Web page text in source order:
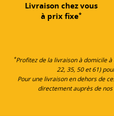
Livraison chez vous
à prix fixe*
*Profitez de la livraison à domicile à
22, 35, 50 et 61)
Pour une livraison en dehors de
directement auprès de